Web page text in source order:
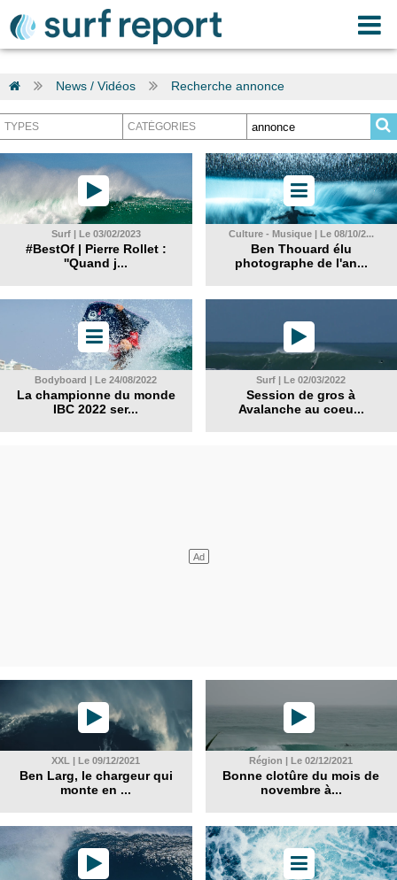
News / Vidéos Recherche annonce
Surf | Le 03/02/2023
#BestOf | Pierre Rollet :
''Quand j...
Culture - Musique | Le 08/10/2...
Ben Thouard élu
photographe de l'an...
Bodyboard | Le 24/08/2022
La championne du monde
IBC 2022 ser...
Surf | Le 02/03/2022
Session de gros à
Avalanche au coeu...
XXL | Le 09/12/2021
Ben Larg, le chargeur qui
monte en ...
Région | Le 02/12/2021
Bonne clotûre du mois de
novembre à...